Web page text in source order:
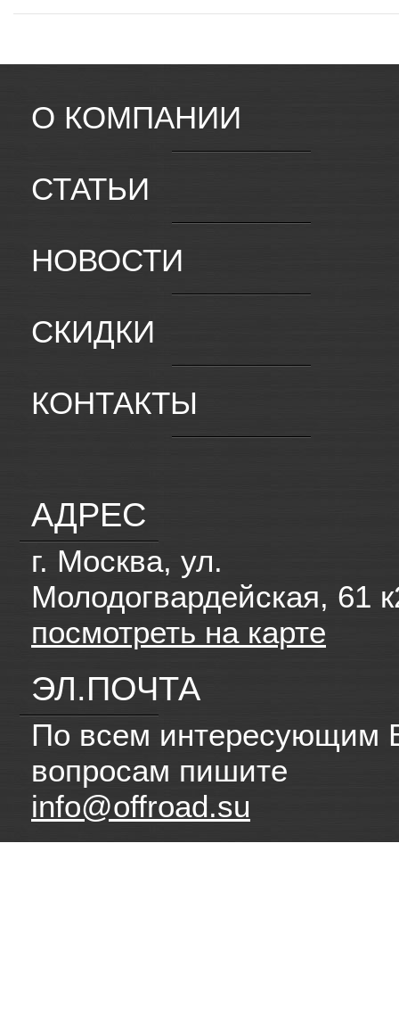
О КОМПАНИИ
СТАТЬИ
НОВОСТИ
СКИДКИ
КОНТАКТЫ
АДРЕС
г. Москва, ул.
Молодогвардейская, 61
посмотреть на карте
ЭЛ.ПОЧТА
По всем интересующим
вопросам пишите
info@offroad.su